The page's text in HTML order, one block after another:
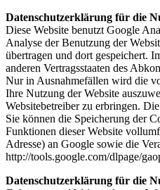
Datenschutzerklärung für die
Diese Website benutzt Google
Analyse der Benutzung der
übertragen und dort gespeichert.
anderen Vertragsstaaten des
Nur in Ausnahmefällen wird die
Ihre Nutzung der Website
Websitebetreiber zu erbringen.
Sie können die Speicherung der
Funktionen dieser Website
Adresse) an Google sowie die
http://tools.google.com/dlpage/
Datenschutzerklärung für die